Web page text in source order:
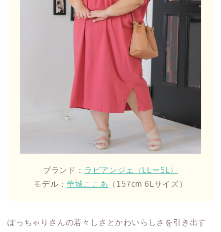
ブランド： ラビアンジェ（LLー5L）
モデル：華城ここあ （157cm 6Lサイズ）
ぽっちゃりさんの若々しさとかわいらしさを引き出す